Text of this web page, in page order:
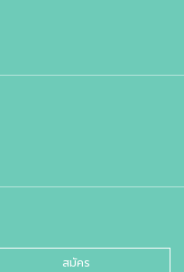
สมัคร